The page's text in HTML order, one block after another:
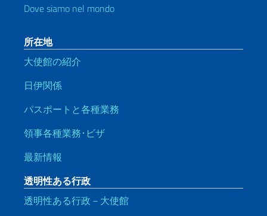
Dove siamo nel mondo
所在地
大使館の紹介
日伊関係
パスポートと各種業務
領事各種業務･ビザ
最新情報
透明性ある行政
透明性ある行政－大使館